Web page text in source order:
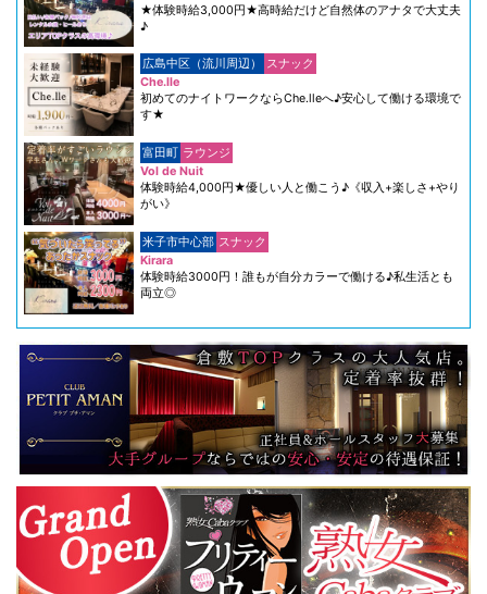
★体験時給3,000円★高時給だけど自然体のアナタで大丈夫
♪
広島中区（流川周辺）
スナック
Che.lle
初めてのナイトワークならChe.lleへ♪安心して働ける環境で
す★
富田町 ラウンジ
Vol de Nuit
体験時給4,000円★優しい人と働こう♪《収入+楽しさ+やり
がい》
米子市中心部 スナック
Kirara
体験時給3000円！誰もが自分カラーで働ける♪私生活とも
両立◎